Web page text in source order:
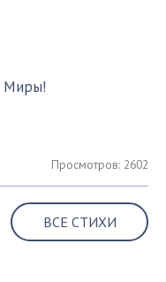
Миры!
Просмотров: 2602
ВСЕ СТИХИ